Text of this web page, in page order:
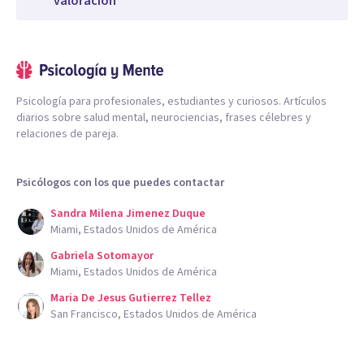
Psicología para profesionales, estudiantes y curiosos. Artículos
diarios sobre salud mental, neurociencias, frases célebres y
relaciones de pareja.
Psicólogos con los que puedes contactar
Sandra Milena Jimenez Duque
Miami, Estados Unidos de América
Gabriela Sotomayor
Miami, Estados Unidos de América
Maria De Jesus Gutierrez Tellez
San Francisco, Estados Unidos de América